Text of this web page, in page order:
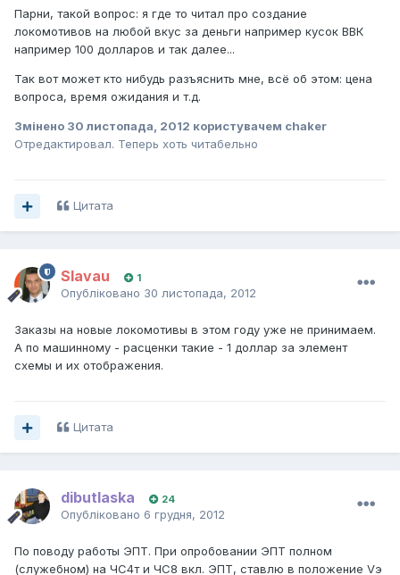
Парни, такой вопрос: я где то читал про создание
локомотивов на любой вкус за деньги например кусок ВВК
например 100 долларов и так далее...
Так вот может кто нибудь разъяснить мне, всё об этом: цена
вопроса, время ожидания и т.д.
Змінено 30 листопада, 2012 користувачем chaker
Отредактировал. Теперь хоть читабельно
Цитата
Slavau 1
Опубліковано 30 листопада, 2012
Заказы на новые локомотивы в этом году уже не принимаем.
А по машинному - расценки такие - 1 доллар за элемент
схемы и их отображения.
Цитата
dibutlaska 24
Опубліковано 6 грудня, 2012
По поводу работы ЭПТ. При опробовании ЭПТ полном
(служебном) на ЧС4т и ЧС8 вкл. ЭПТ, ставлю в положение Vэ